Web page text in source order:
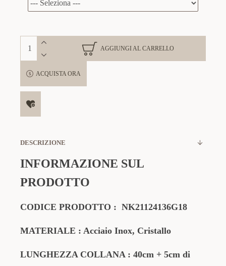
AGGIUNGI AL CARRELLO
ACQUISTA ORA
DESCRIZIONE
INFORMAZIONE SUL
PRODOTTO
CODICE PRODOTTO : NK21124136G18
MATERIALE : Acciaio Inox, Cristallo
LUNGHEZZA COLLANA : 40cm + 5cm di